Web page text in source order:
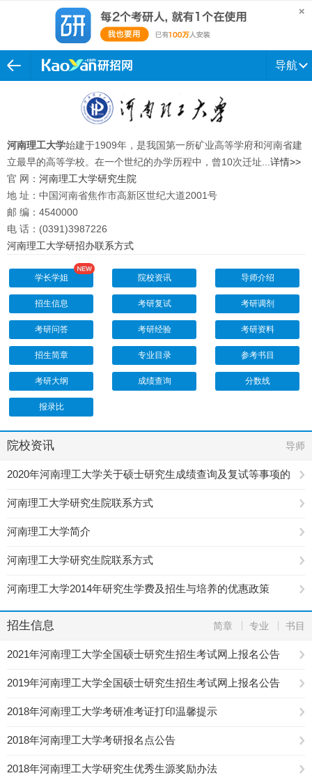
导航
河南理工大学始建于1909年，是我国第一所矿业高等学府和河南省建
立最早的高等学校。在一个世纪的办学历程中，曾10次迁址... 详情>>
官 网： 河南理工大学研究生院
地 址：中国河南省焦作市高新区世纪大道2001号
邮 编：4540000
电 话：(0391)3987226
河南理工大学研招办联系方式
学长学姐 院校资讯 导师介绍
招生信息 考研复试 考研调剂
考研问答 考研经验 考研资料
招生简章 专业目录 参考书目
考研大纲 成绩查询 分数线
报录比
院校资讯 导师
2020年河南理工大学关于硕士研究生成绩查询及复试等事项的
公告
河南理工大学研究生院联系方式
河南理工大学简介
河南理工大学研究生院联系方式
河南理工大学2014年研究生学费及招生与培养的优惠政策
招生信息 简章 专业 书目
2021年河南理工大学全国硕士研究生招生考试网上报名公告
2019年河南理工大学全国硕士研究生招生考试网上报名公告
2018年河南理工大学考研准考证打印温馨提示
2018年河南理工大学考研报名点公告
2018年河南理工大学研究生优秀生源奖励办法